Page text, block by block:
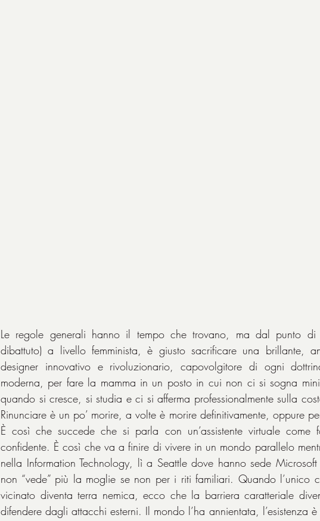
Le regole generali hanno il tempo che trovano, ma dal punto
dibattuto) a livello femminista, è giusto sacrificare una brillante,
designer innovativo e rivoluzionario, capovolgitore di ogni
moderna, per fare la mamma in un posto in cui non ci si sogna
quando si cresce, si studia e ci si afferma professionalmente sulla
Rinunciare è un po’ morire, a volte è morire definitivamente, oppure
È così che succede che si parla con un’assistente virtuale come
confidente. È così che va a finire di vivere in un mondo parallelo
nella Information Technology, lì a Seattle dove hanno sede
non “vede” più la moglie se non per i riti familiari. Quando l’unico
vicinato diventa terra nemica, ecco che la barriera caratteriale
difendere dagli attacchi esterni. Il mondo l’ha annientata, l’esistenza